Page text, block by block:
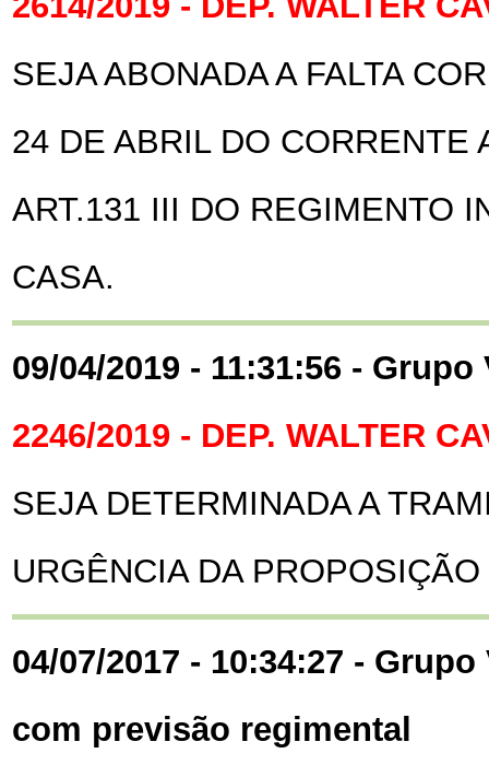
SEJA ABONADA A FALTA
24 DE ABRIL DO CORRENTE
ART.131 III DO REGIMENTO
CASA.
09/04/2019 - 11:31:56 -
2246/2019 - DEP. WALTER
SEJA DETERMINADA A
URGÊNCIA DA
04/07/2017 - 10:34:27 -
com previsão regimental